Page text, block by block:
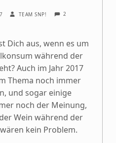
TEAM SNP! 2
Dich aus, wenn es um
während der
Auch im Jahr 2017
Thema noch immer
und sogar einige
noch der Meinung,
Wein während der
kein Problem.